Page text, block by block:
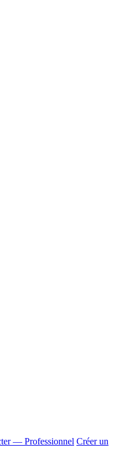
— Professionnel Créer un